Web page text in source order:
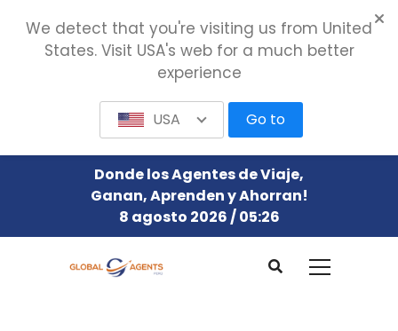
Donde los Agentes de Viaje,
Ganan, Aprenden y Ahorran!
8 agosto 2026 / 05:26
We detect that you're visiting us from United
States. Visit USA's web for a much better
experience
USA Go to